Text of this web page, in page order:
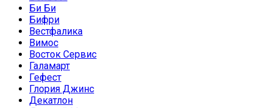
Би Би
Бифри
Вестфалика
Вимос
Восток Сервис
Галамарт
Гефест
Глория Джинс
Декатлон